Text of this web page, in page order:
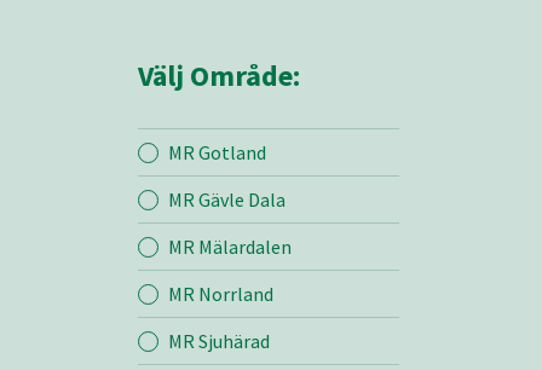
Mina sidor
MR Småland
Välj Område:
MR Gotland
MR Gävle Dala
MR Mälardalen
MR Norrland
MR Sjuhärad